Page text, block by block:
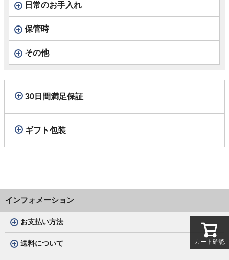
日常のお手入れ
保管時
その他
30日間満足保証
ギフト包装
インフォメーション
お支払い方法
送料について カート確認